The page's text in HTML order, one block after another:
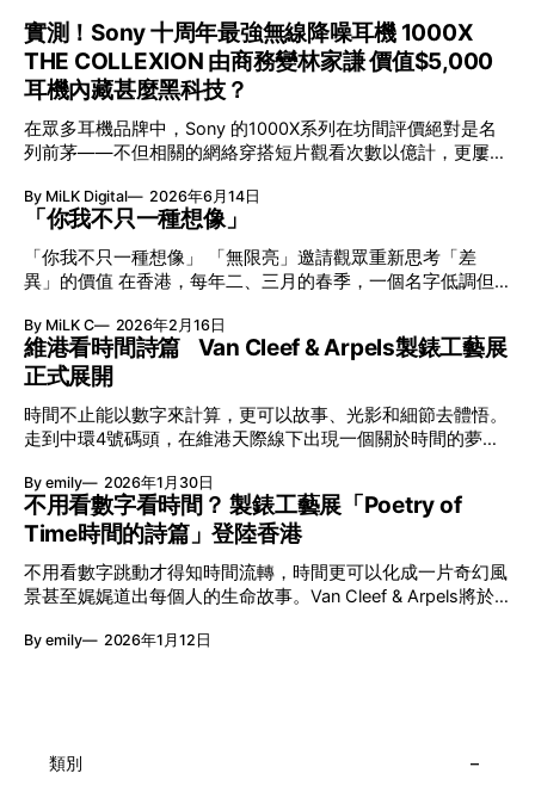
實測！Sony 十周年最強無線降噪耳機 1000X
THE COLLEXION 由商務變林家謙 價值$5,000
耳機內藏甚麼黑科技？
在眾多耳機品牌中，Sony 的1000X系列在坊間評價絕對是名
列前茅——不但相關的網絡穿搭短片觀看次數以億計，更屢獲
VGP 金獎，也是 Amazon 折扣日的大熱推介。
By MiLK Digital 2026年6月14日
「你我不只一種想像」
「你我不只一種想像」 「無限亮」邀請觀眾重新思考「差
異」的價值 在香港，每年二、三月的春季，一個名字低調但
節與香港賽馬會慈善信託基金聯合呈獻，以共融藝術為核心，
八年來不只是帶來無數來自世界各地的優秀節目，更致力於在
本地建立屬於香港的共融創作生態。今年更首度與本地兩大旗
艦藝團強強聯手打造兩部深具意義的作品《遊延》及《弦上光
影》，展開一場前所未有的藝術對話，擦下多元藝術下的流動
能量，全面開展一場無界限嘅藝術旅程。 第八屆「無限亮」
以「你我不只一種想像」為題，從共融角度重新思索「差異」
的價值。不同能力人士是社會多樣性的一部分。每人皆擁有
「不同」能力與特質，當我們一齊生活、一齊創作、互相啟
發，偏見與界線，也自然被藝術溶化。 「無限亮」2026精彩
節目包括: 2月27日至3月1日：帕拉管弦樂團《無邊狂想曲》/
音樂‧舞蹈 (開幕節目) 2月28日至3月1日：
By MiLK C 2026年2月16日
維港看時間詩篇 Van Cleef & Arpels製錶工藝展
正式展開
時間不止能以數字來計算，更可以故事、光影和細節去體悟。
走到中環4號碼頭，在維港天際線下出現一個關於時間的夢幻
覽。由即日至2月8日期間舉行，世家把一貫低調精緻的製錶語
言搬離傳統店舖，放進公共場域，讓時間不只是腕上的個人物
件，而是一場可以與他人一同經歷的詩意旅程。 在碼頭打開
「時間詩集」 走進展場尤如翻開一本時間詩集，藉由不同主
題呈現時間的無限想像。Van Cleef & Arpels的腕錶從來不是
由單純的機械與數字堆砌，更像是腕上的動人故事。 世家以
精湛的製錶技術與敘事美學為核心，讓每一枚腕錶都超越單純
報時的功能，而是把稍縱即逝的瞬間凝結成可以反覆閱讀的畫
子，以及訴說時間的珠寶。每個主題展區都有精美的佈置回應
By emily 2026年1月30日
不用看數字看時間？ 製錶工藝展「Poetry of
Time時間的詩篇」登陸香港
不用看數字跳動才得知時間流轉，時間更可以化成一片奇幻風
景甚至娓娓道出每個人的生命故事。Van Cleef & Arpels將於1
詩篇」展覽，邀請大家走進由愛情故事、詩意星象、迷人自然
大主題展區，彰顯世家的核心價值。2010年，Van Cleef &
By emily 2026年1月12日
類別